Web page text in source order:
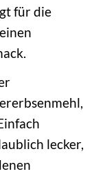
für die
lecker,